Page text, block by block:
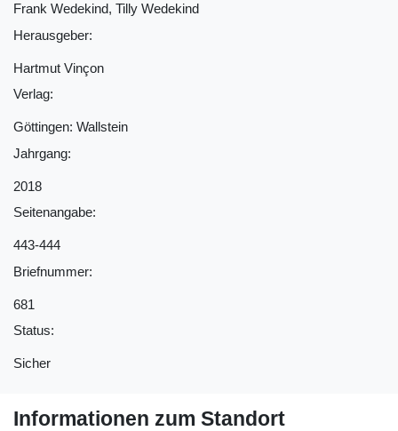
Frank Wedekind, Tilly Wedekind
Herausgeber:
Hartmut Vinçon
Verlag:
Göttingen: Wallstein
Jahrgang:
2018
Seitenangabe:
443-444
Briefnummer:
681
Status:
Sicher
Informationen zum Standort